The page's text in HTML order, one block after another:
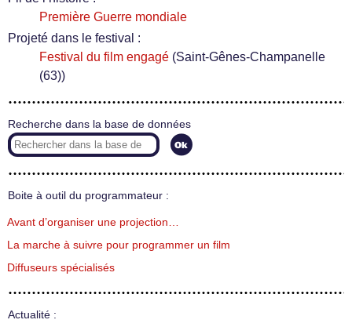
Première Guerre mondiale
Projeté dans le festival :
Festival du film engagé (Saint-Gênes-Champanelle
(63))
Recherche dans la base de données
Boite à outil du programmateur :
Avant d’organiser une projection…
La marche à suivre pour programmer un film
Diffuseurs spécialisés
Actualité :